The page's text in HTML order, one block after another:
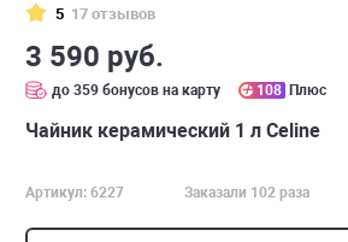
5 17 отзывов
3 590 руб.
до 359 бонусов на карту 108 Плюс
Чайник керамический 1 л Celine
Артикул: 6227 Заказали 102 раза